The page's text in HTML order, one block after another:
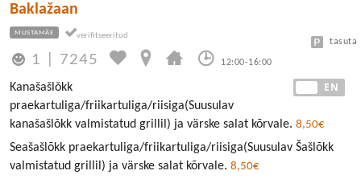
Baklažaan
MUSTAMÄE
1 7245 12:00-16:00
tasuta
EN
Kanašašlǒkk
praekartuliga/friikartuliga/riisiga(Suusulav
kanašašlõkk valmistatud grillil) ja värske salat kõrvale. 8,50€
Seašašlõkk praekartuliga/friikartuliga/riisiga(Suusulav Šašlõkk
valmistatud grillil) ja värske salat kõrvale. 8,50€